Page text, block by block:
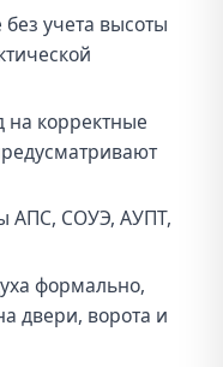
учета высоты
на корректные
АПС, СОУЭ, АУПТ,
формально,
двери, ворота и